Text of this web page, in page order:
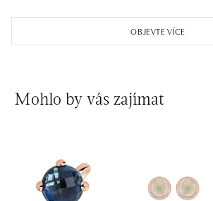
Einsteinova 18, 851 01 Bratislava
ALO diamonds OC Avion,
Ivanská cesta 16, 821 04 Bratislava
ALO diamonds OC Eurovea,
Pribinova 8, 811 09 Bratislava
OBJEVTE VÍCE
Mohlo by vás zajímat